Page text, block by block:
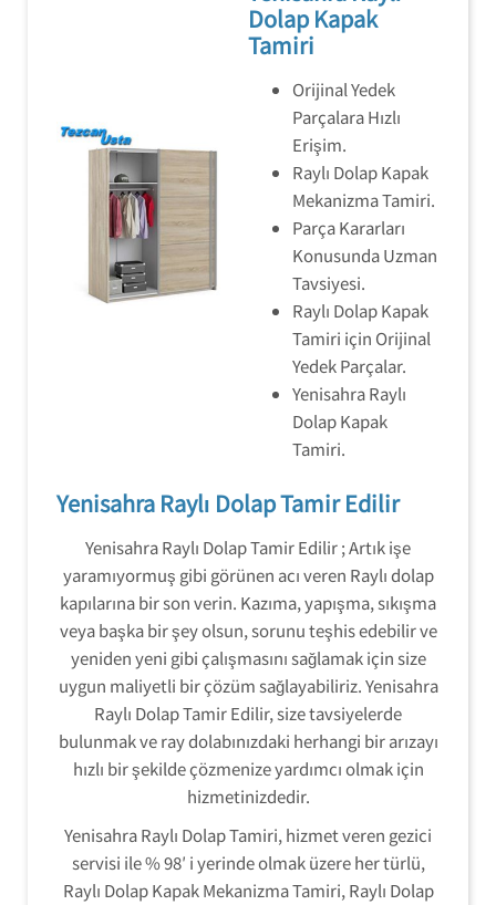
Dolap Kapak
Tamiri
Orijinal Yedek
Parçalara Hızlı
Erişim.
Raylı Dolap Kapak
Mekanizma Tamiri.
Parça Kararları
Konusunda Uzman
Tavsiyesi.
Raylı Dolap Kapak
Tamiri için Orijinal
Yedek Parçalar.
Yenisahra Raylı
Dolap Kapak
Tamiri.
Yenisahra Raylı Dolap Tamir Edilir
Yenisahra Raylı Dolap Tamir Edilir ; Artık işe
yaramıyormuş gibi görünen acı veren Raylı dolap
kapılarına bir son verin. Kazıma, yapışma, sıkışma
veya başka bir şey olsun, sorunu teşhis edebilir ve
yeniden yeni gibi çalışmasını sağlamak için size
uygun maliyetli bir çözüm sağlayabiliriz. Yenisahra
Raylı Dolap Tamir Edilir, size tavsiyelerde
bulunmak ve ray dolabınızdaki herhangi bir arızayı
hızlı bir şekilde çözmenize yardımcı olmak için
hizmetinizdedir.
Yenisahra Raylı Dolap Tamiri, hizmet veren gezici
servisi ile % 98′ i yerinde olmak üzere her türlü,
Raylı Dolap Kapak Mekanizma Tamiri, Raylı Dolap